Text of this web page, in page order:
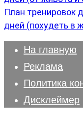
План тренировок
дней (похудеть в
На главную
Реклама
Политика
Дисклеймер